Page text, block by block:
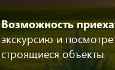
Возможность
экскурсию и
строящиеся объекты